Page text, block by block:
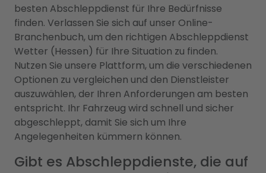
besten Abschleppdienst für Ihre Bedürfnisse
finden. Verlassen Sie sich auf unser Online-
Branchenbuch, um den richtigen Abschleppdienst
Wetter (Hessen) für Ihre Situation zu finden.
Nutzen Sie unsere Plattform, um die verschiedenen
Optionen zu vergleichen und den Dienstleister
auszuwählen, der Ihren Anforderungen am besten
entspricht. Ihr Fahrzeug wird schnell und sicher
abgeschleppt, damit Sie sich um Ihre
Angelegenheiten kümmern können.
Gibt es Abschleppdienste, die auf